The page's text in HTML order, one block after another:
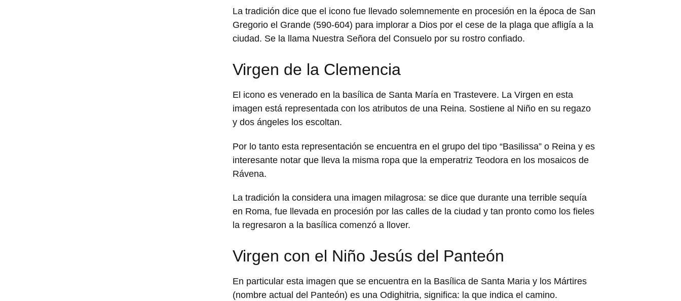
La tradición dice que el icono fue llevado solemnemente en procesión en la época de San
Gregorio el Grande (590-604) para implorar a Dios por el cese de la plaga que afligía a la
ciudad. Se la llama Nuestra Señora del Consuelo por su rostro confiado.
Virgen de la Clemencia
El icono es venerado en la basílica de Santa María en Trastevere. La Virgen en esta
imagen está representada con los atributos de una Reina. Sostiene al Niño en su regazo
y dos ángeles los escoltan.
Por lo tanto esta representación se encuentra en el grupo del tipo “Basilissa” o Reina y es
interesante notar que lleva la misma ropa que la emperatriz Teodora en los mosaicos de
Rávena.
La tradición la considera una imagen milagrosa: se dice que durante una terrible sequía
en Roma, fue llevada en procesión por las calles de la ciudad y tan pronto como los fieles
la regresaron a la basílica comenzó a llover.
Virgen con el Niño Jesús del Panteón
En particular esta imagen que se encuentra en la Basílica de Santa Maria y los Mártires
(nombre actual del Panteón) es una Odighitria, significa: la que indica el camino.